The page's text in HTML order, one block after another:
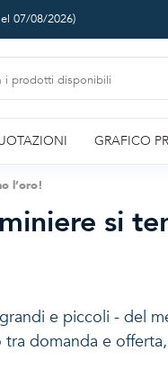
07/08/2026)
GRAFICO
l’oro!
si
e piccoli - del
domanda e